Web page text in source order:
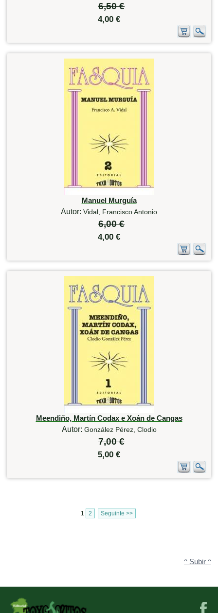
6,50 €
4,00 €
Manuel Murguía
Autor: Vidal, Francisco Antonio
6,00 €
4,00 €
Meendiño, Martín Codax e Xoán de Cangas
Autor: González Pérez, Clodio
7,00 €
5,00 €
1 2 Seguinte >>
^ Subir ^